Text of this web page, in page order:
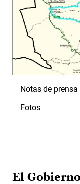
Notas de prensa
Fotos
El